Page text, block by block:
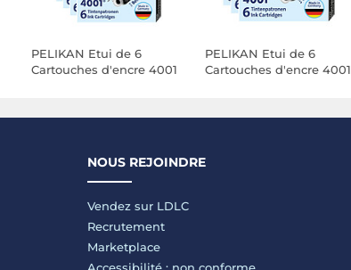
PELIKAN Etui de 6
Cartouches d'encre 4001
PELIKAN Etui de 6
Cartouches d'encre 4001
NOUS REJOINDRE
Vendez sur LDLC
Recrutement
Marketplace